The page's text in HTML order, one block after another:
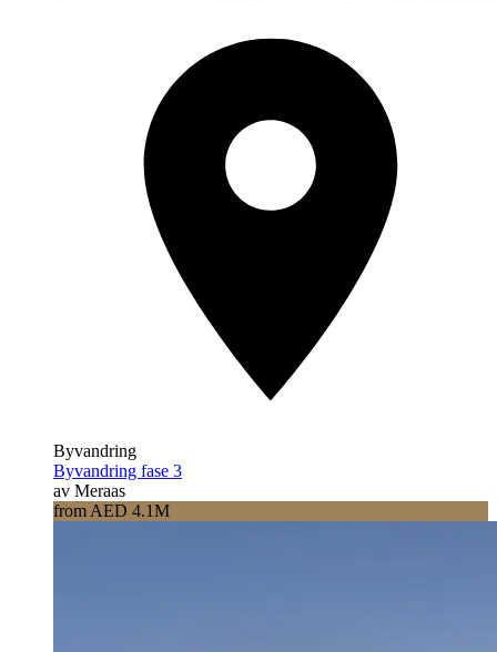
Byvandring
Byvandring fase 3
av Meraas
from AED 4.1M